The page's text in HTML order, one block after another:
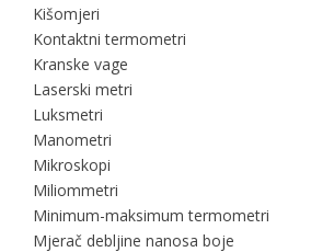
Kišomjeri
Kontaktni termometri
Kranske vage
Laserski metri
Luksmetri
Manometri
Mikroskopi
Miliommetri
Minimum-maksimum termometri
Mjerač debljine nanosa boje